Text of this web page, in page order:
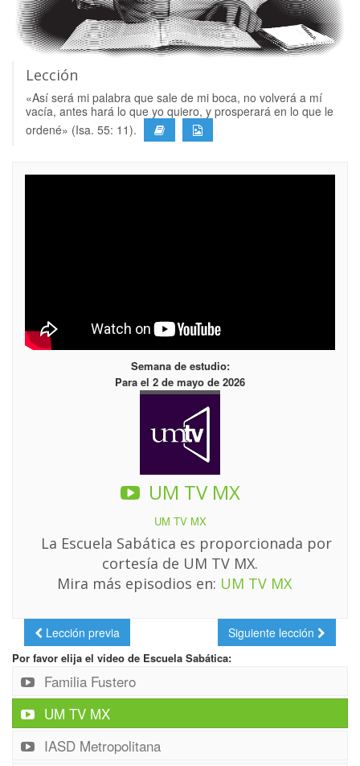
Lección
«Así será mi palabra que sale de mi boca, no volverá a mí
vacía, antes hará lo que yo quiero, y prosperará en lo que le
ordené» (Isa. 55: 11).
Semana de estudio:
Para el 2 de mayo de 2026
UM TV MX
UM TV MX
La Escuela Sabática es proporcionada por
cortesía de UM TV MX.
Mira más episodios en: UM TV MX
Lección previa Siguiente lección
Por favor elija el video de Escuela Sabática:
Familia Fustero
UM TV MX
IASD Metropolitana